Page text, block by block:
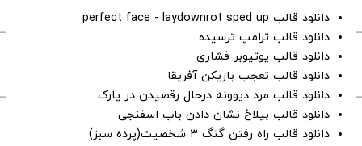
دانلود قالب perfect face - laydownrot sped up
دانلود قالب ترامپ ترسیده
دانلود قالب یوتیوبر فشاری
دانلود قالب تعجب بازیکن آفریقا
دانلود قالب مرد دیوونه درحال رقصیدن در پارک
دانلود قالب بیلاخ نشان دادن باب اسفنجی
دانلود قالب راه رفتن گنگ ۳ شخصیت(پرده سبز)